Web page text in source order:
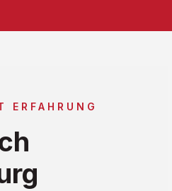
ERFAHRUNG